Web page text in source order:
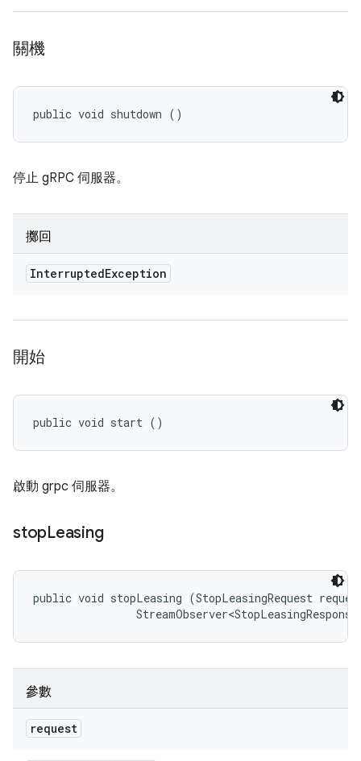
關機
public void shutdown ()
停止 gRPC 伺服器。
擲回
InterruptedException
開始
public void start ()
啟動 grpc 伺服器。
stopLeasing
public void stopLeasing (StopLeasingRequest
參數
request